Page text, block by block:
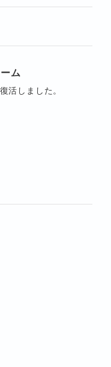
ム
活しました。